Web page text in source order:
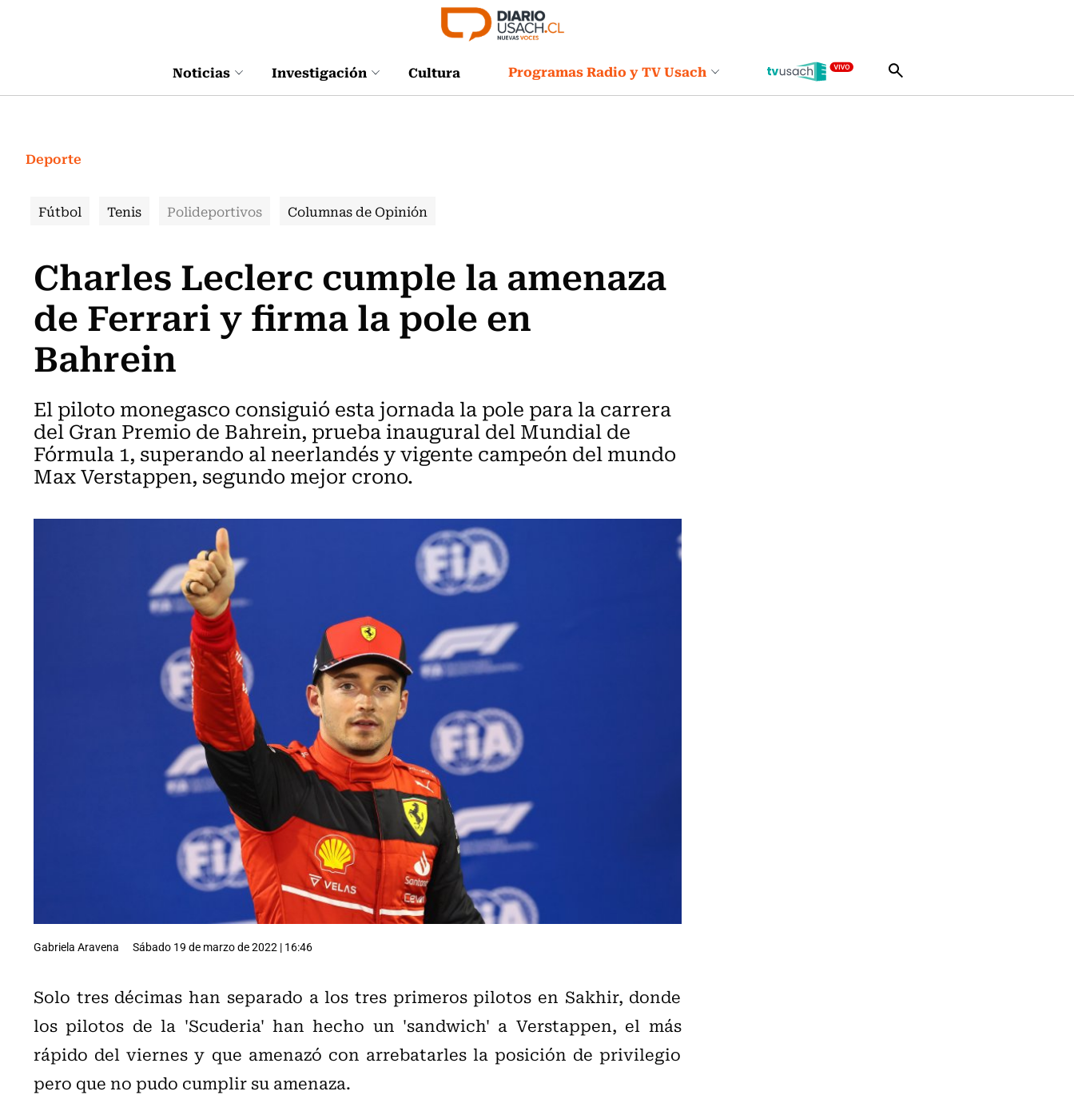
Noticias Investigación Cultura Programas Radio y TV Usach
Deporte
Fútbol Tenis Polideportivos Columnas de Opinión
Charles Leclerc cumple la amenaza
de Ferrari y firma la pole en
Bahrein
El piloto monegasco consiguió esta jornada la pole para la carrera
del Gran Premio de Bahrein, prueba inaugural del Mundial de
Fórmula 1, superando al neerlandés y vigente campeón del mundo
Max Verstappen, segundo mejor crono.
Gabriela Aravena Sábado 19 de marzo de 2022 | 16:46
Solo tres décimas han separado a los tres primeros pilotos en Sakhir, donde
los pilotos de la 'Scuderia' han hecho un 'sandwich' a Verstappen, el más
rápido del viernes y que amenazó con arrebatarles la posición de privilegio
pero que no pudo cumplir su amenaza.